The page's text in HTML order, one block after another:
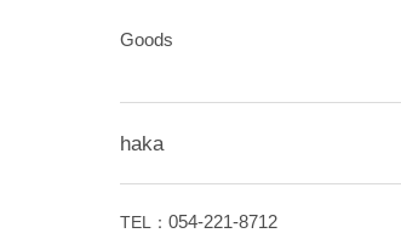
Goods
haka
TEL： 054-221-8712